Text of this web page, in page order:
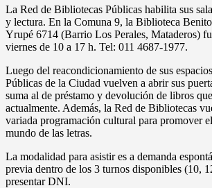
La Red de Bibliotecas Públicas habilita sus
y lectura. En la Comuna 9, la Biblioteca
Yrupé 6714 (Barrio Los Perales, Mataderos)
viernes de 10 a 17 h. Tel: 011 4687-1977.
Luego del reacondicionamiento de sus
Públicas de la Ciudad vuelven a abrir sus
suma al de préstamo y devolución de libros
actualmente. Además, la Red de Bibliotecas
variada programación cultural para promover
mundo de las letras.
La modalidad para asistir es a demanda
previa dentro de los 3 turnos disponibles (10,
presentar DNI.